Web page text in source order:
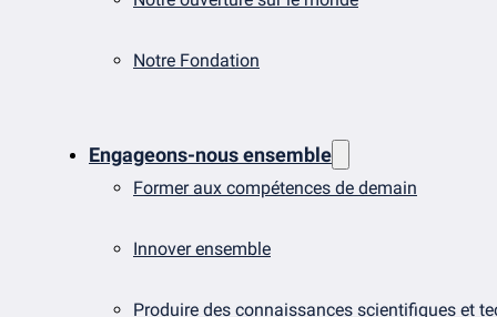
Notre Fondation
Engageons-nous ensemble
Former aux compétences de demain
Innover ensemble
Produire des connaissances scientifiques et